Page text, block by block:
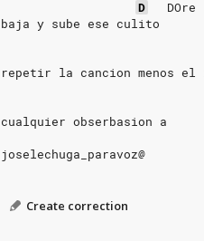
D
DOre
baja y sube ese culito
repetir la cancion menos
cualquier obserbasion a
joselechuga_paravoz@
Create correction